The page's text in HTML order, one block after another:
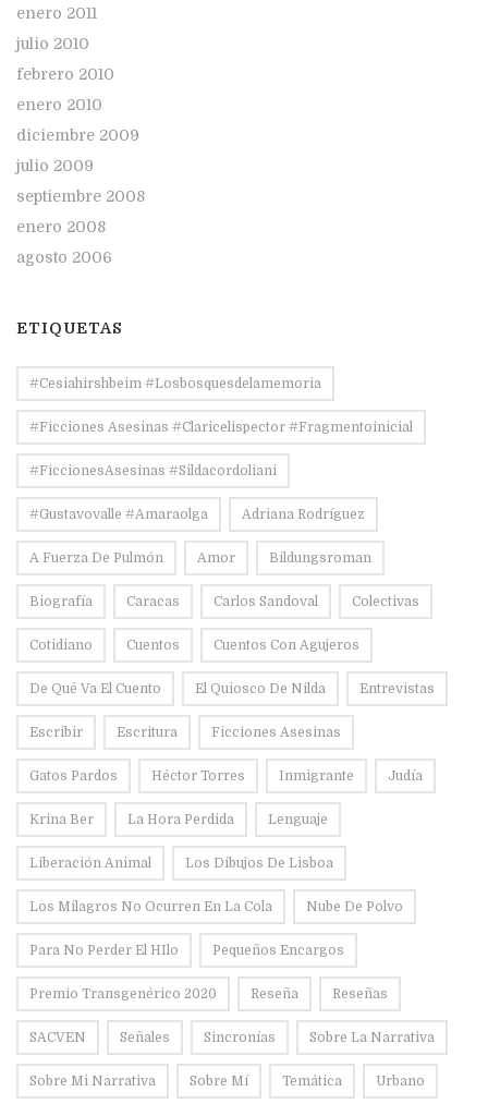
enero 2011
julio 2010
febrero 2010
enero 2010
diciembre 2009
julio 2009
septiembre 2008
enero 2008
agosto 2006
ETIQUETAS
#Cesiahirshbeim #losbosquesdelamemoria
#ficciones Asesinas #claricelispector #fragmentoinicial
#FiccionesAsesinas #sildacordoliani
#Gustavovalle #amaraolga Adriana Rodríguez
A Fuerza De Pulmón Amor Bildungsroman
Biografía Caracas Carlos Sandoval Colectivas
Cotidiano Cuentos Cuentos Con Agujeros
De Qué Va El Cuento El Quiosco De Nilda Entrevistas
Escribir Escritura Ficciones Asesinas
Gatos Pardos Héctor Torres Inmigrante Judía
Krina Ber La Hora Perdida Lenguaje
Liberación Animal Los Dibujos De Lisboa
Los Milagros No Ocurren En La Cola Nube De Polvo
Para No Perder El HIlo Pequeños Encargos
Premio Transgenérico 2020 Reseña Reseñas
SACVEN Señales Sincronías Sobre La Narrativa
Sobre Mi Narrativa Sobre Mí Temática Urbano